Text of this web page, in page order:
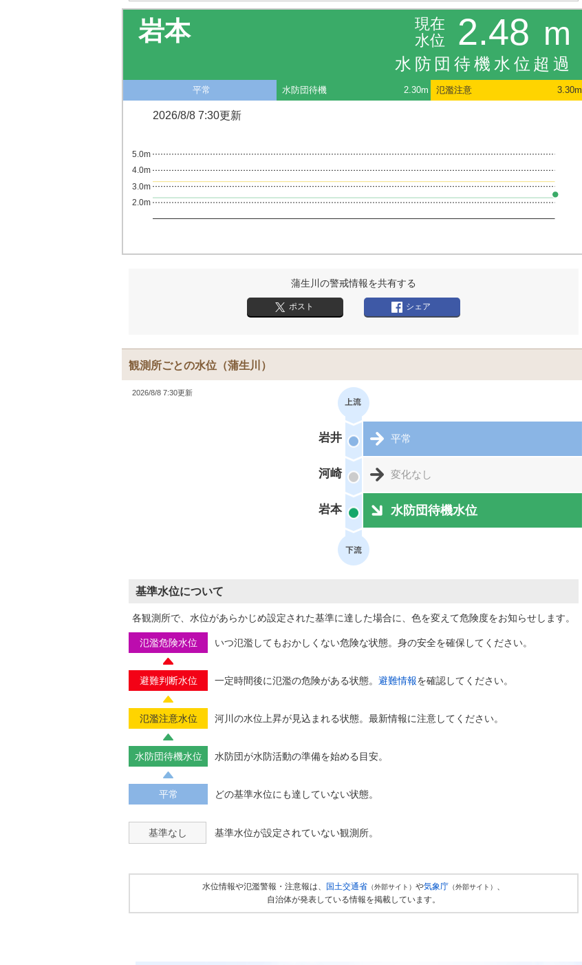
岩本
現在
水位
2.48 m
水防団待機水位超過
平常 水防団待機 2.30m 氾濫注意 3.30m
2026/8/8 7:30更新
2.0m
3.0m
4.0m
5.0m
蒲生川の警戒情報を共有する
ポスト シェア
観測所ごとの水位 （蒲生川）
2026/8/8 7:30更新
岩井 平常
河崎 変化なし
岩本 水防団待機水位
基準水位について
各観測所で、水位があらかじめ設定された基準に達した場合に、色を変えて危険度をお知らせします。
氾濫危険水位 いつ氾濫してもおかしくない危険な状態。身の安全を確保してください。
避難判断水位 一定時間後に氾濫の危険がある状態。 避難情報を確認してください。
氾濫注意水位 河川の水位上昇が見込まれる状態。最新情報に注意してください。
水防団待機水位 水防団が水防活動の準備を始める目安。
平常 どの基準水位にも達していない状態。
基準なし 基準水位が設定されていない観測所。
水位情報や氾濫警報・注意報は、 国土交通省 （外部サイト） や気象庁 （外部サイト） 、
自治体が発表している情報を掲載しています。